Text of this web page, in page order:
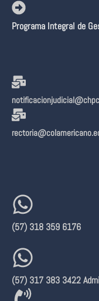
Programa Integral de
(57) 318 359 6176
(57) 317 383 3422